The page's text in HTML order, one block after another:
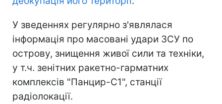
У зведеннях регулярно з'являлася
інформація про масовані удари ЗСУ по
острову, знищення живої сили та техніки,
у т.ч. зенітних ракетно-гарматних
комплексів "Панцир-С1", станції
радіолокації.